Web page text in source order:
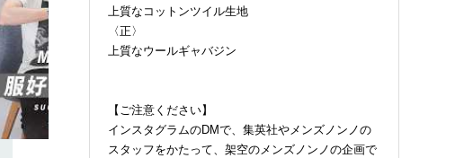
上質なコットンツイル生地
〈正〉
上質なウールギャバジン
【ご注意ください】
インスタグラムのDMで、集英社やメンズノンノの
スタッフをかたって、架空のメンズノンノの企画で